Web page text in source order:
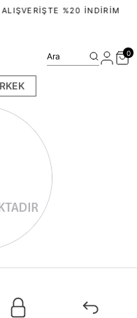
%20 İNDIRIM
Ara 0